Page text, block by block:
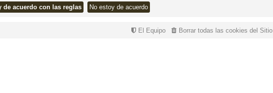
Borrar todas las cookies del Sitio
El Equipo